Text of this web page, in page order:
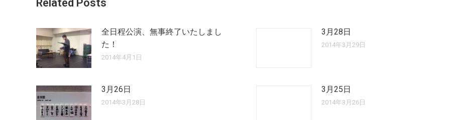
Related Posts
全日程公演、無事終了いたしまし
た！
2014年4月1日
3月28日
2014年3月29日
3月26日
2014年3月28日
3月25日
2014年3月26日